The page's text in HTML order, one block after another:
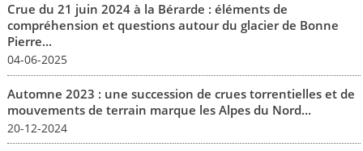
Crue du 21 juin 2024 à la Bérarde : éléments de
compréhension et questions autour du glacier de Bonne
Pierre...
04-06-2025
Automne 2023 : une succession de crues torrentielles et de
mouvements de terrain marque les Alpes du Nord...
20-12-2024